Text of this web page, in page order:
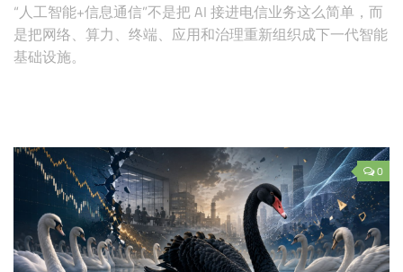
“人工智能+信息通信”不是把 AI 接进电信业务这么简单，而
是把网络、算力、终端、应用和治理重新组织成下一代智能
基础设施。
0